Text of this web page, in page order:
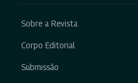
Sobre a Revista
Corpo Editorial
Submissão